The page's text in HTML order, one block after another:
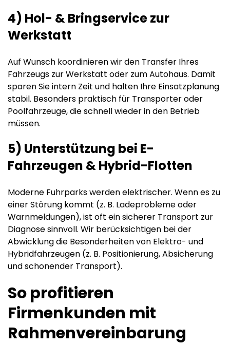
4) Hol- & Bringservice zur
Werkstatt
Auf Wunsch koordinieren wir den Transfer Ihres
Fahrzeugs zur Werkstatt oder zum Autohaus. Damit
sparen Sie intern Zeit und halten Ihre Einsatzplanung
stabil. Besonders praktisch für Transporter oder
Poolfahrzeuge, die schnell wieder in den Betrieb
müssen.
5) Unterstützung bei E-
Fahrzeugen & Hybrid-Flotten
Moderne Fuhrparks werden elektrischer. Wenn es zu
einer Störung kommt (z. B. Ladeprobleme oder
Warnmeldungen), ist oft ein sicherer Transport zur
Diagnose sinnvoll. Wir berücksichtigen bei der
Abwicklung die Besonderheiten von Elektro- und
Hybridfahrzeugen (z. B. Positionierung, Absicherung
und schonender Transport).
So profitieren
Firmenkunden mit
Rahmenvereinbarung